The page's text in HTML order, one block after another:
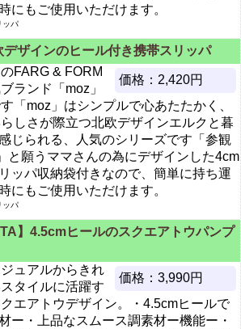
にもご使用いただけます。
ッパ
デザインのヒール付き携帯スリッパ
価格：2,420円
FARG & FORM
ランド「moz」
「moz」はシンプルで心あたたかく、
しさが際立つ北欧デザインエルクと暮
じられる、人気のシリーズです「参観
と願うママさんの為にデザインした4cm
ッパ収納袋付きなので、簡単に持ち運
にもご使用いただけます。
ッパ
】4.5cmヒールのスクエアトウパンプ
価格：3,990円
ュアルからきれ
タイルに活躍す
エアトウデザイン。・4.5cmヒールで
ー・上品なスムース調素材ー機能ー・